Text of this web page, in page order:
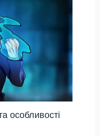
особливості